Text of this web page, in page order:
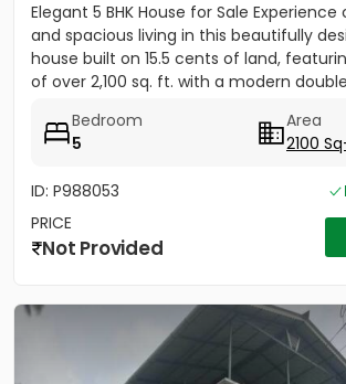
Elegant 5 BHK House for Sale
and spacious living in this beautifully
house built on 15.5 cents of land,
of over 2,100 sq. ft. with a modern
Bedroom
5
Area
2100
ID: P988053
PRICE
Not Provided